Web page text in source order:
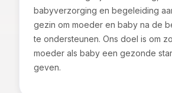
babyverzorging en begeleiding
gezin om moeder en baby na de
te ondersteunen. Ons doel is om
moeder als baby een gezonde
geven.